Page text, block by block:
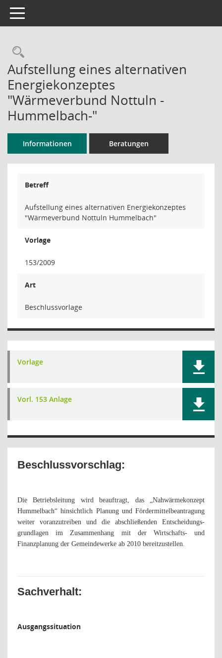
Toggle navigation
Rechercheauswahl
Aufstellung eines alternativen
Energiekonzeptes
"Wärmeverbund Nottuln -
Hummelbach-"
Informationen Beratungen
Betreff
Aufstellung eines alternativen Energiekonzeptes
"Wärmeverbund Nottuln Hummelbach"
Vorlage
153/2009
Art
Beschlussvorlage
Vorlage
Vorl. 153 Anlage
Beschlussvorschlag:
Die Betriebsleitung wird beauftragt, das „Nahwärmekonzept
Hummelbach“ hinsichtlich Planung und Fördermittelbeantragung
weiter voranzutreiben und die abschließenden Entscheidungs-
grundlagen im Zusammenhang mit der Wirtschafts- und
Finanzplanung der Gemeindewerke ab 2010 bereitzustellen.
Sachverhalt:
Ausgangssituation